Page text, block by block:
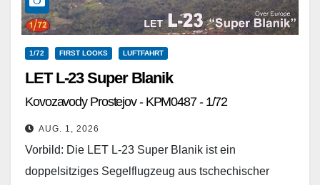
1/72 FIRST LOOKS LUFTFAHRT
LET L-23 Super Blanik
Kovozavody Prostejov - KPM0487 - 1/72
AUG. 1, 2026
Vorbild: Die LET L-23 Super Blanik ist ein
doppelsitziges Segelflugzeug aus tschechischer